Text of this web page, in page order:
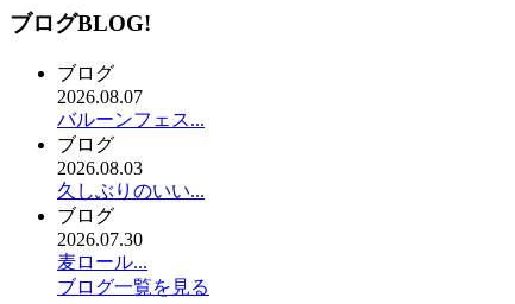
ブログBLOG!
ブログ
2026.08.07
バルーンフェス...
ブログ
2026.08.03
久しぶりのいい...
ブログ
2026.07.30
麦ロール...
ブログ一覧を見る